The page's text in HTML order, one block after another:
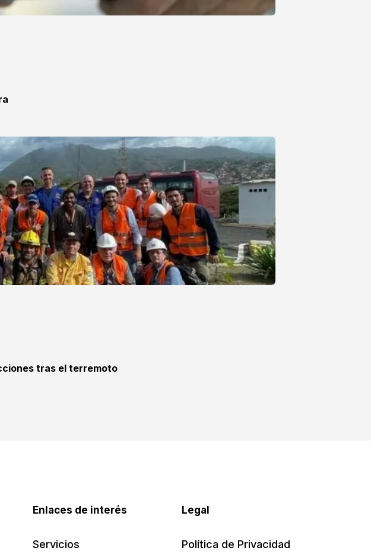
tras el terremoto
Enlaces de interés
Servicios
Legal
Política de Privacidad